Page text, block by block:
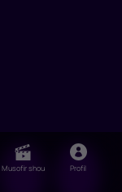
Musofir shou Profil